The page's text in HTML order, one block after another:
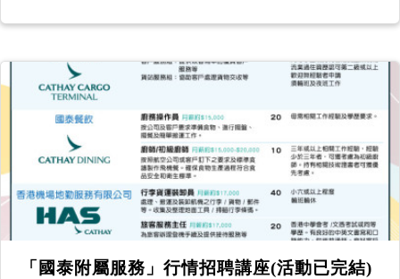
日 日期：2026年7月28日（星期二） 時間：
下午2:30至下午3:15
「國泰附屬服務」行情招聘講座(活動已完結)